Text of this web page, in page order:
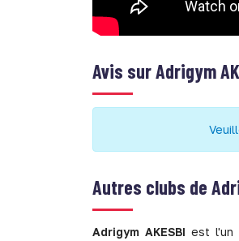
Avis surAdrigym
Autres clubs de
Adrigym AKESBI est l'un